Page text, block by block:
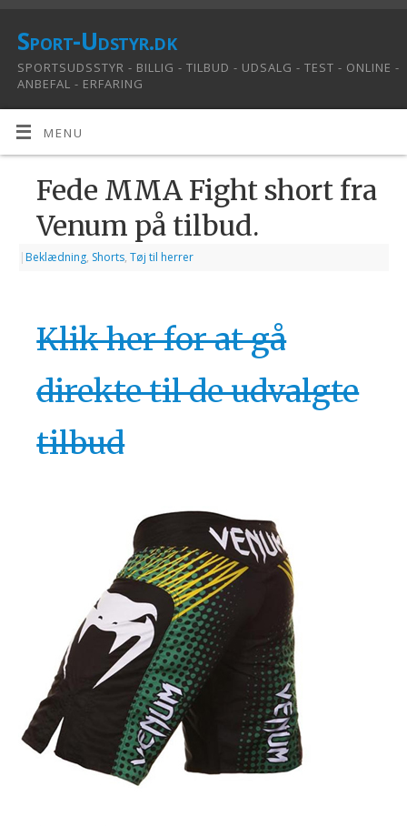
Sport-Udstyr.dk
SPORTSUDSSTYR - BILLIG - TILBUD - UDSALG - TEST - ONLINE -
ANBEFAL - ERFARING
MENU
Fede MMA Fight short fra
Venum på tilbud.
| Beklædning, Shorts,Tøj til herrer
Klik her for at gå
direkte til de udvalgte
tilbud